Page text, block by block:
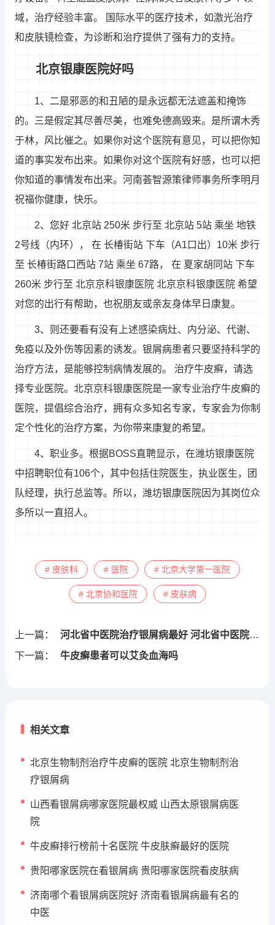
域，治疗经验丰富。 国际水平的医疗技术，如激光治疗
和皮肤镜检查，为诊断和治疗提供了强有力的支持。
北京银康医院好吗
1、二是邪恶的和丑陋的是永远都无法遮盖和掩饰
的。三是假定其尽善尽美，也难免德高毁来。是所谓木秀
于林，风比催之。如果你对这个医院有意见，可以把你知
道的事实发布出来。如果你对这个医院有好感，也可以把
你知道的事情发布出来。河南荟智源策律师事务所李明月
祝福你健康，快乐。
2、您好 北京站 250米 步行至 北京站 5站 乘坐 地铁
2号线（内环）， 在 长椿街站 下车（A1口出）10米 步行
至 长椿街路口西站 7站 乘坐 67路， 在 夏家胡同站 下车
260米 步行至 北京京科银康医院 北京京科银康医院 希望
对您的出行有帮助，也祝朋友或亲友身体早日康复。
3、则还要看有没有上述感染病灶、内分泌、代谢、
免疫以及外伤等因素的诱发。银屑病患者只要坚持科学的
治疗方法，是能够控制病情发展的。 治疗牛皮癣，请选
择专业医院。北京京科银康医院是一家专业治疗牛皮癣的
医院，提倡综合治疗，拥有众多知名专家，专家会为你制
定个性化的治疗方案，为你带来康复的希望。
4、职业多。根据BOSS直聘显示，在潍坊银康医院
中招聘职位有106个，其中包括住院医生，执业医生，团
队经理，执行总监等。所以，潍坊银康医院因为其岗位众
多所以一直招人。
# 皮肤科 # 医院 # 北京大学第一医院
# 北京协和医院 # 皮肤病
上一篇：
河北省中医院治疗银屑病最好 河北省中医院治疗银屑病最好的医生
下一篇：
牛皮癣患者可以艾灸血海吗
相关文章
北京生物制剂治疗牛皮癣的医院 北京生物制剂治
疗银屑病
山西看银屑病哪家医院最权威 山西太原银屑病医
院
牛皮癣排行榜前十名医院 牛皮肤癣最好的医院
贵阳哪家医院在看银屑病 贵阳哪家医院看皮肤病
济南哪个看银屑病医院好 济南看银屑病最有名的
中医